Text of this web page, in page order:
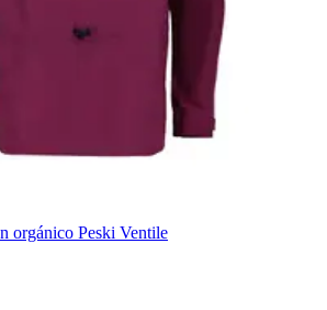
orgánico Peski Ventile